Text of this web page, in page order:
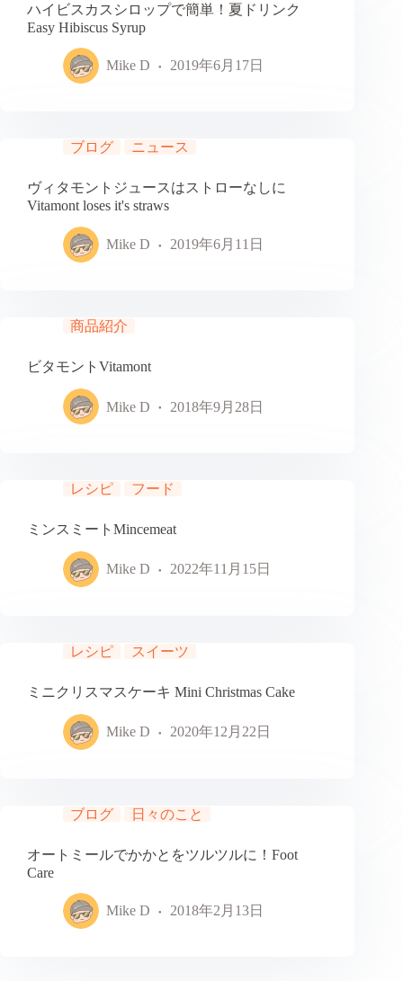
ハイビスカスシロップで簡単！夏ドリンク
Easy Hibiscus Syrup
Mike D 2019年6月17日
ブログ ニュース
ヴィタモントジュースはストローなしに
Vitamont loses it's straws
Mike D 2019年6月11日
商品紹介
ビタモントVitamont
Mike D 2018年9月28日
レシピ フード
ミンスミートMincemeat
Mike D 2022年11月15日
レシピ スイーツ
ミニクリスマスケーキ Mini Christmas Cake
Mike D 2020年12月22日
ブログ 日々のこと
オートミールでかかとをツルツルに！Foot
Care
Mike D 2018年2月13日